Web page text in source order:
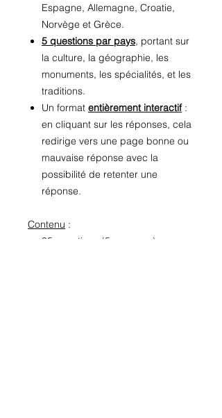
Espagne, Allemagne, Croatie,
Norvège et Grèce.
5 questions par pays, portant sur
la culture, la géographie, les
monuments, les spécialités, et les
traditions.
Un format entièrement interactif:
en cliquant sur les réponses, cela
redirige vers une page bonne ou
mauvaise réponse avec la
possibilité de retenter une
réponse.
Contenu :
35 questions (5 par pays)